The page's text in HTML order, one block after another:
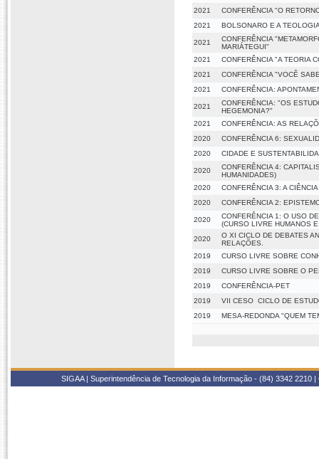
2021
CONFERÊNCIA "O
2021
BOLSONARO E A
2021
CONFERÊNCIA
MARIÁTEGUI"
2021
CONFERÊNCIA "A TEORIA
2021
CONFERÊNCIA "VOCÊ
2021
CONFERÊNCIA:
2021
CONFERÊNCIA: "OS
HEGEMONIA?"
2021
CONFERÊNCIA: AS
2020
CONFERÊNCIA 6:
2020
CIDADE E
2020
CONFERÊNCIA 4:
HUMANIDADES)
2020
CONFERÊNCIA 3: A
2020
CONFERÊNCIA 2:
2020
CONFERÊNCIA 1: O USO
(CURSO LIVRE HUMANOS
2020
O XI CICLO DE DEBATES
RELAÇÕES.
2019
CURSO LIVRE SOBRE
2019
CURSO LIVRE SOBRE O
2019
CONFERÊNCIA-PET
2019
VII CESO  CICLO DE
2019
MESA-REDONDA "QUEM
SIGAA | Superintendência de Tecnologia da Informação - (84) 3342